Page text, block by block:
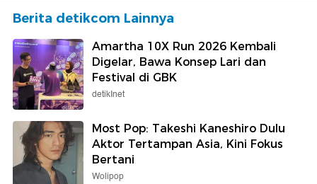
Berita detikcom Lainnya
Amartha 10X Run 2026 Kembali
Digelar, Bawa Konsep Lari dan
Festival di GBK
detikInet
Most Pop: Takeshi Kaneshiro Dulu
Aktor Tertampan Asia, Kini Fokus
Bertani
Wolipop